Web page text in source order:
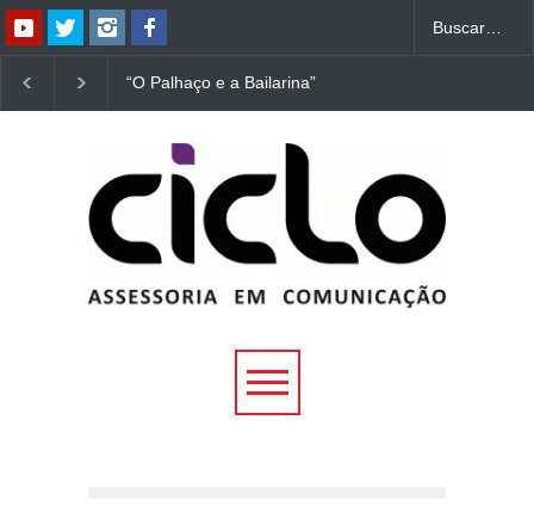
“O Palhaço e a Bailarina”
estreia hoje (1º) em
Uberlândia
Uberlândia